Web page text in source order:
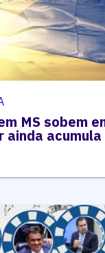
MS sobem
ainda acumula